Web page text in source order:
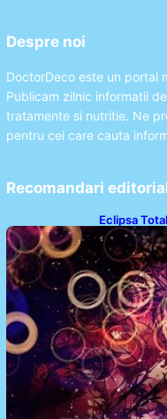
Despre noi
DoctorDeco este un portal
Publicam zilnic informatii
tratamente si nutritie. Ne
pentru cei care cauta
Recomandari
Eclipsa
Analiză a
18 Ani